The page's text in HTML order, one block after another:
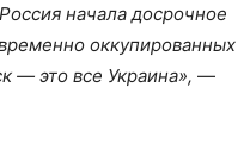
начала досрочное
оккупированных
— это все Украина», —